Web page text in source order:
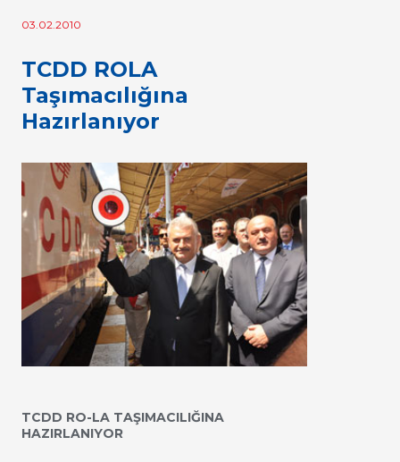
03.02.2010
TCDD ROLA
Taşımacılığına
Hazırlanıyor
TCDD RO-LA TAŞIMACILIĞINA
HAZIRLANIYOR